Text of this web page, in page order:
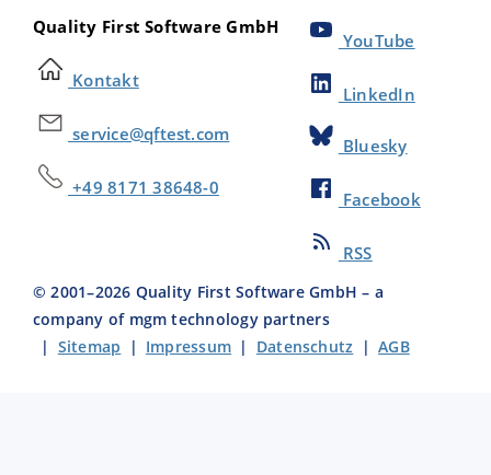
Quality First Software GmbH
Kontakt
service@qftest.com
+49 8171 38648-0
YouTube
LinkedIn
Bluesky
Facebook
RSS
© 2001–2026 Quality First Software GmbH – a
company of mgm technology partners
| Sitemap | Impressum | Datenschutz |AGB